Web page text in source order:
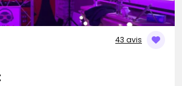
43 avis